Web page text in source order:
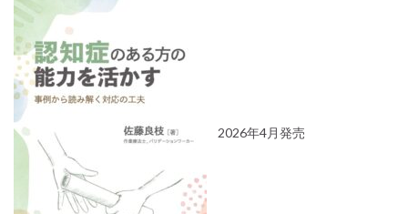
2026年4月発売